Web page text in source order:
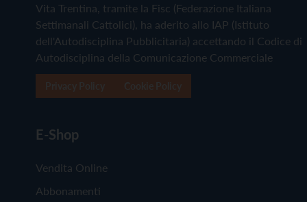
Vita Trentina, tramite la Fisc (Federazione Italiana
Settimanali Cattolici), ha aderito allo IAP (Istituto
dell'Autodisciplina Pubblicitaria) accettando il Codice di
Autodisciplina della Comunicazione Commerciale
E-Shop
Vendita Online
Abbonamenti